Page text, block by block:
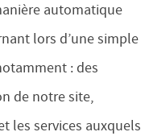
automatique
lors d’une simple
: des
de notre site,
les services auxquels